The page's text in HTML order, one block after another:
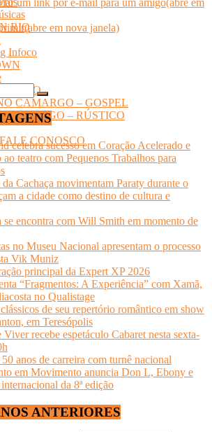
RIO
Infoco
CAMARGO – GOSPEL
CAMARGO – RÚSTICO
CONOSCO
em nova janela)
celebra sucesso em Coração Acelerado e
teatro com Pequenos Trabalhos para
Cachaça movimentam Paraty durante o
a cidade como destino de cultura e
se encontra com Will Smith em momento de
no Museu Nacional apresentam o processo
Vik Muniz
principal da Expert XP 2026
“Fragmentos: A Experiência” com Xamã,
no Qualistage
de seu repertório romântico em show
em Teresópolis
recebe espetáculo Cabaret nesta sexta-
anos de carreira com turnê nacional
em Movimento anuncia Don L, Ebony e
da 8ª edição
ANTERIORES